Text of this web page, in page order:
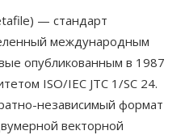
— стандарт
международным
опубликованным в 1987
ISO/IEC JTC 1/SC 24.
независимый формат
векторной